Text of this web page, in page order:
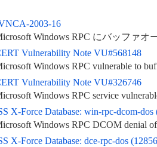
2003-16
Windows RPC にバッファオ
Vulnerability Note VU#568148
Windows RPC vulnerable to
Vulnerability Note VU#326746
Windows RPC service
X-Force Database: win-rpc-dcom-dos
Windows RPC DCOM denial
X-Force Database: dce-rpc-dos